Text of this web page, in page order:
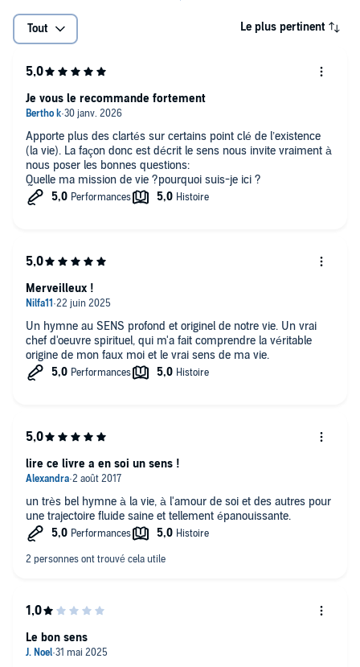
Tout Le plus pertinent
Apporte plus des clartés sur certains point clé de l’existence
(la vie). La façon donc est décrit le sens nous invite vraiment à
nous poser les bonnes questions:
Quelle ma mission de vie ?pourquoi suis-je ici ?
Je vous le recommande fortement
Un hymne au SENS profond et originel de notre vie. Un vrai
chef d'oeuvre spirituel, qui m'a fait comprendre la véritable
origine de mon faux moi et le vrai sens de ma vie.
Merveilleux !
un très bel hymne à la vie, à l'amour de soi et des autres pour
une trajectoire fluide saine et tellement épanouissante.
lire ce livre a en soi un sens !
Le bon sens